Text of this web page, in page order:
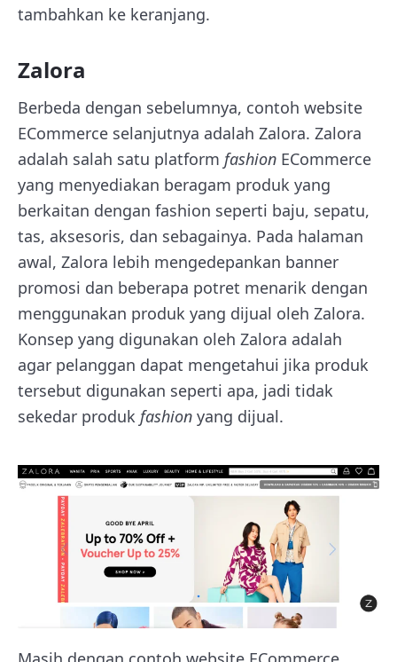
tambahkan ke keranjang.
Zalora
Berbeda dengan sebelumnya, contoh website
ECommerce selanjutnya adalah Zalora. Zalora
adalah salah satu platform fashion ECommerce
yang menyediakan beragam produk yang
berkaitan dengan fashion seperti baju, sepatu,
tas, aksesoris, dan sebagainya. Pada halaman
awal, Zalora lebih mengedepankan banner
promosi dan beberapa potret menarik dengan
menggunakan produk yang dijual oleh Zalora.
Konsep yang digunakan oleh Zalora adalah
agar pelanggan dapat mengetahui jika produk
tersebut digunakan seperti apa, jadi tidak
sekedar produk fashion yang dijual.